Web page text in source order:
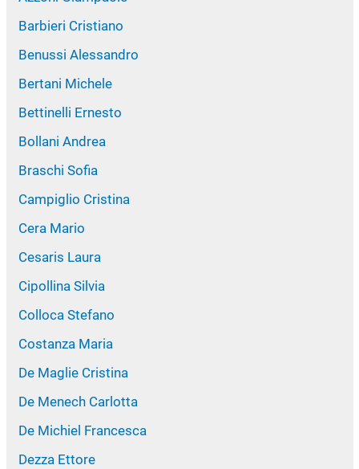
Barbieri Cristiano
Benussi Alessandro
Bertani Michele
Bettinelli Ernesto
Bollani Andrea
Braschi Sofia
Campiglio Cristina
Cera Mario
Cesaris Laura
Cipollina Silvia
Colloca Stefano
Costanza Maria
De Maglie Cristina
De Menech Carlotta
De Michiel Francesca
Dezza Ettore